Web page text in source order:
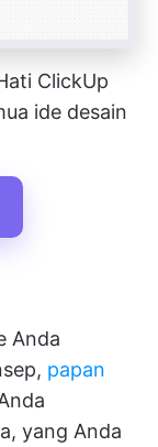
ClickUp
ide desain
Anda
papan
yang Anda